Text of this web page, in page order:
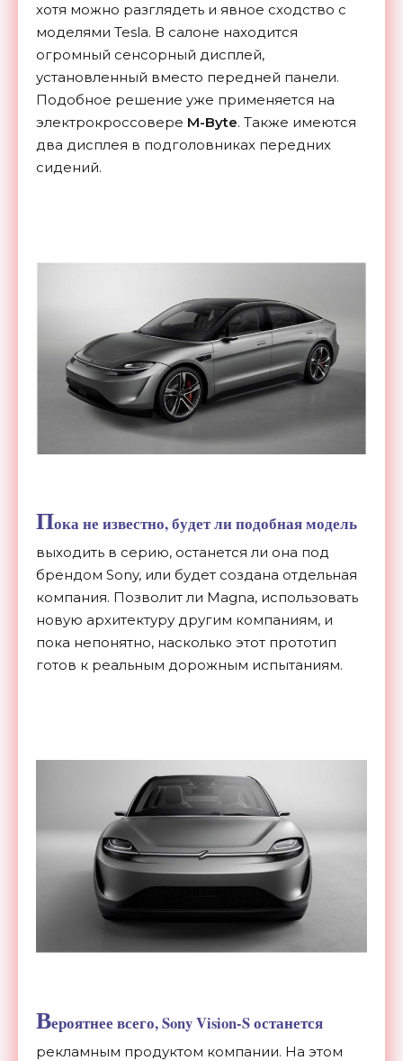
хотя можно разглядеть и явное сходство с
моделями Tesla. В салоне находится
огромный сенсорный дисплей,
установленный вместо передней панели.
Подобное решение уже применяется на
электрокроссовере M-Byte. Также имеются
два дисплея в подголовниках передних
сидений.
Пока не известно, будет ли подобная модель
выходить в серию, останется ли она под
брендом Sony, или будет создана отдельная
компания. Позволит ли Magna, использовать
новую архитектуру другим компаниям, и
пока непонятно, насколько этот прототип
готов к реальным дорожным испытаниям.
Вероятнее всего, Sony Vision-S останется
рекламным продуктом компании. На этом